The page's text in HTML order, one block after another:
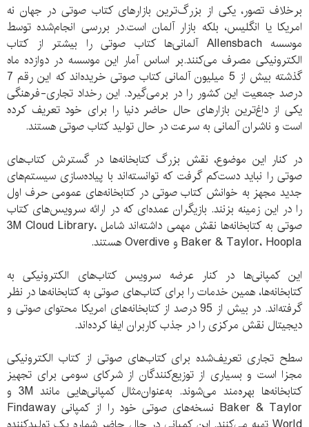
برخلاف تصور، یکی از بزرگ‌ترین بازارهای کتاب صوتی در جهان نه
امریکا یا انگلیس، بلکه بازار آلمان است.در بررسی انجام‌شده توسط
موسسه Allensbach آلمانی‌ها کتاب صوتی را بیشتر از کتاب
الکترونیکی مصرف می‌کنند.بر اساس آمار این موسسه در دوازده ماه
گذشته بیش از 5 میلیون آلمانی کتاب صوتی خریده‌اند که این رقم 7
درصد جمعیت این کشور را در برمی‌گیرد. این رخداد تجاری-فرهنگی
یکی از داغ‌ترین بازارهای حال حاضر دنیا را برای خود تعریف کرده
است و ناشران آلمانی به سرعت در حال تولید کتاب صوتی هستند.
در کنار این موضوع، نقش بزرگ کتابخانه‌ها در گسترش کتاب‌های
صوتی را نباید دست‌کم گرفت که توانسته‌اند با پیاده‌سازی سیستم‌های
جدید مجهز به خوانش کتاب صوتی در کتابخانه‌های عمومی حرف اول
را در این زمینه بزنند. بازیگران عمده‌ای که در ارائه سرویس‌های کتاب
صوتی به کتابخانه‌ها نقش مهمی داشته‌اند شامل 3M Cloud Library،
Baker & Taylor، Hoopla و Overdive هستند.
این کمپانی‌ها در کنار عرضه سرویس کتاب‌های الکترونیکی به
کتابخانه‌ها، همین خدمات را برای کتاب‌های صوتی به کتابخانه‌ها در نظر
گرفته‌اند. در بیش از 95 درصد از کتابخانه‌های امریکا محتوای صوتی و
دیجیتال نقش مرکزی را در جذب کاربران ایفا کرده‌اند.
سطح تجاری تعریف‌شده برای کتاب‌های صوتی از کتاب الکترونیکی
مجزا است و بسیاری از توزیع‌کنندگان از شرکای سومی برای تجهیز
کتابخانه‌ها بهره‌مند می‌شوند. به‌عنوان‌مثال کمپانی‌هایی مانند 3M و
Baker & Taylor نسخه‌های صوتی خود را از کمپانی Findaway